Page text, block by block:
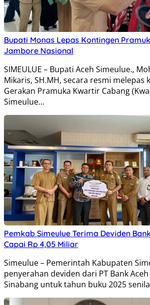
Bupati Monas Lepas Kontingen
Jambore Nasional
SIMEULUE – Bupati Aceh Simeulue.,
Mikaris, SH.MH, secara resmi melepas
Gerakan Pramuka Kwartir Cabang
Simeulue…
Pemkab Simeulue Terima Deviden
Capai Rp 4,05 Miliar
Simeulue – Pemerintah Kabupaten
penyerahan deviden dari PT Bank
Sinabang untuk tahun buku 2025